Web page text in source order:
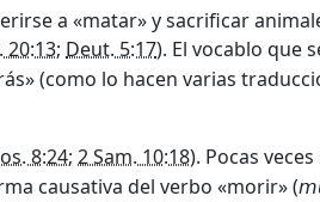
a «matar» y sacrificar
20:13; Deut. 5:17). El vocablo que
(como lo hacen varias
8:24; 2 Sam. 10:18). Pocas veces
causativa del verbo «morir» (